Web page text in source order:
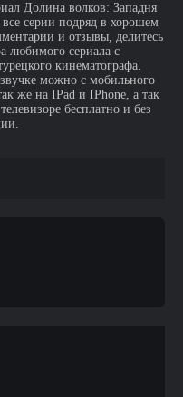
Долина волков: Западня
серии подряд в хорошем
и отзывы, делитесь
любимого сериала с
кинематографа.
можно с мобильного
же на IPad и IPhone, а так
бесплатно и без